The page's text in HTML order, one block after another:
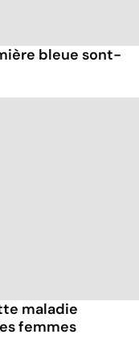
bleue sont-
maladie
femmes